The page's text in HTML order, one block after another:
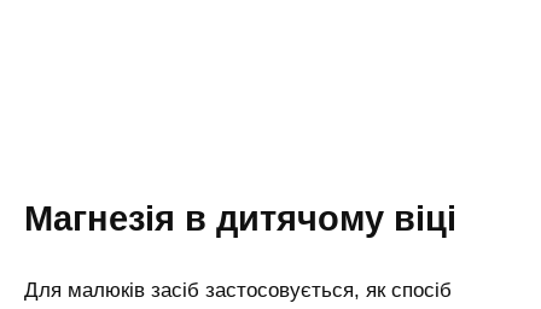
Магнезія в дитячому віці
Для малюків засіб застосовується, як спосіб